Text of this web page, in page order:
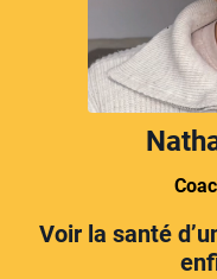
Voir la santé